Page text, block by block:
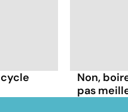
Non,
pas